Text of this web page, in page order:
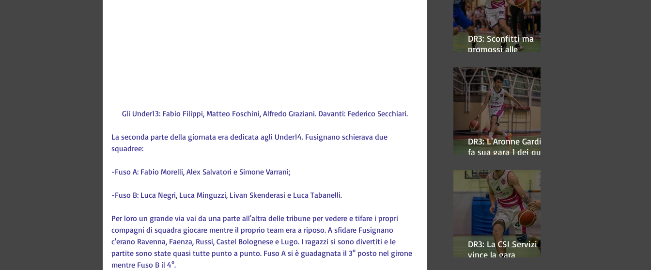
Gli Under13: Fabio Filippi, Matteo Foschini, Alfredo Graziani. Davanti: Federico Secchiari.
La seconda parte della giornata era dedicata agli Under14. Fusignano schierava due
squadree:
-Fuso A: Fabio Morelli, Alex Salvatori e Simone Varrani;
-Fuso B: Luca Negri, Luca Minguzzi, Livan Skenderasi e Luca Tabanelli.
Per loro un grande via vai da una parte all'altra delle tribune per vedere e tifare i propri
compagni di squadra giocare mentre il proprio team era a riposo. A sfidare Fusignano
c'erano Ravenna, Faenza, Russi, Castel Bolognese e Lugo. I ragazzi si sono divertiti e le
partite sono state quasi tutte punto a punto. Fuso A si è guadagnata il 3° posto nel girone
mentre Fuso B il 4°.
DR3: Sconfitti ma
promossi alle
DR3: L'Aronne Gardini
fa sua gara 1 dei quarti
DR3: La CSI Servizi
vince la gara